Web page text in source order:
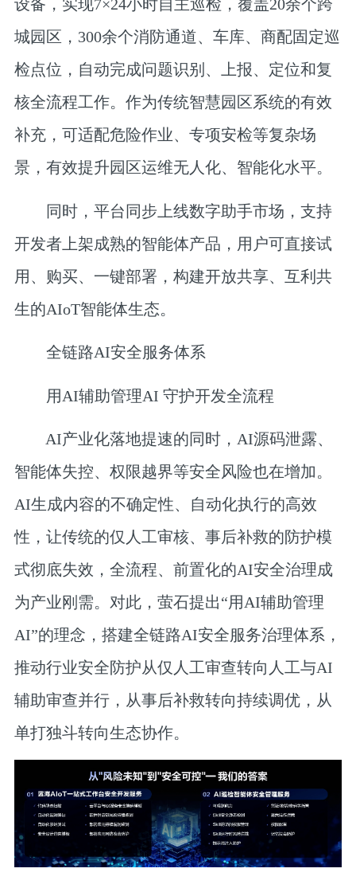
设备，实现7×24小时自主巡检，覆盖20余个跨
城园区，300余个消防通道、车库、商配固定巡
检点位，自动完成问题识别、上报、定位和复
核全流程工作。作为传统智慧园区系统的有效
补充，可适配危险作业、专项安检等复杂场
景，有效提升园区运维无人化、智能化水平。
同时，平台同步上线数字助手市场，支持
开发者上架成熟的智能体产品，用户可直接试
用、购买、一键部署，构建开放共享、互利共
生的AIoT智能体生态。
全链路AI安全服务体系
用AI辅助管理AI 守护开发全流程
AI产业化落地提速的同时，AI源码泄露、
智能体失控、权限越界等安全风险也在增加。
AI生成内容的不确定性、自动化执行的高效
性，让传统的仅人工审核、事后补救的防护模
式彻底失效，全流程、前置化的AI安全治理成
为产业刚需。对此，萤石提出“用AI辅助管理
AI”的理念，搭建全链路AI安全服务治理体系，
推动行业安全防护从仅人工审查转向人工与AI
辅助审查并行，从事后补救转向持续调优，从
单打独斗转向生态协作。